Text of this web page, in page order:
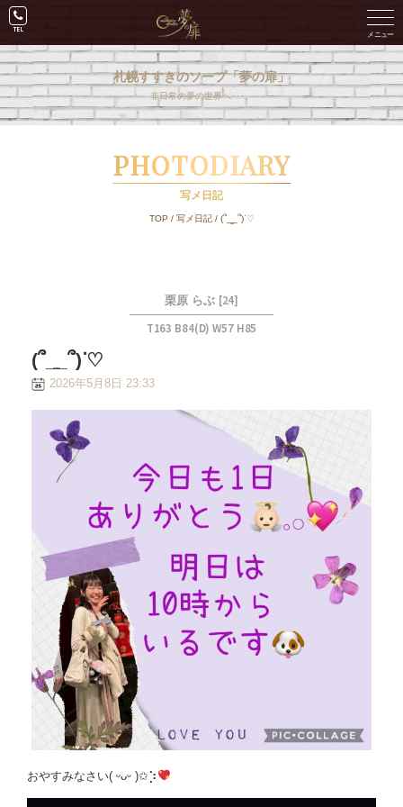
札幌すすきのソープ「夢の扉」
非日常の夢の世界へ･･･。
PHOTODIARY
写メ日記
TOP / 写メ日記/ (՞_̫_՞)ᐝ♡
栗原 らぶ [24]
T163 B84(D) W57 H85
(՞_̫_՞)ᐝ♡
2026年5月8日 23:33
おやすみなさい( ᵕᴗᵕ )✩⡱